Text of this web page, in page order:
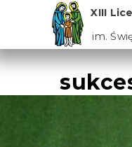
XIII
im.